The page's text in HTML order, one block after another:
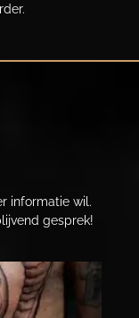
informatie wil.
gesprek!